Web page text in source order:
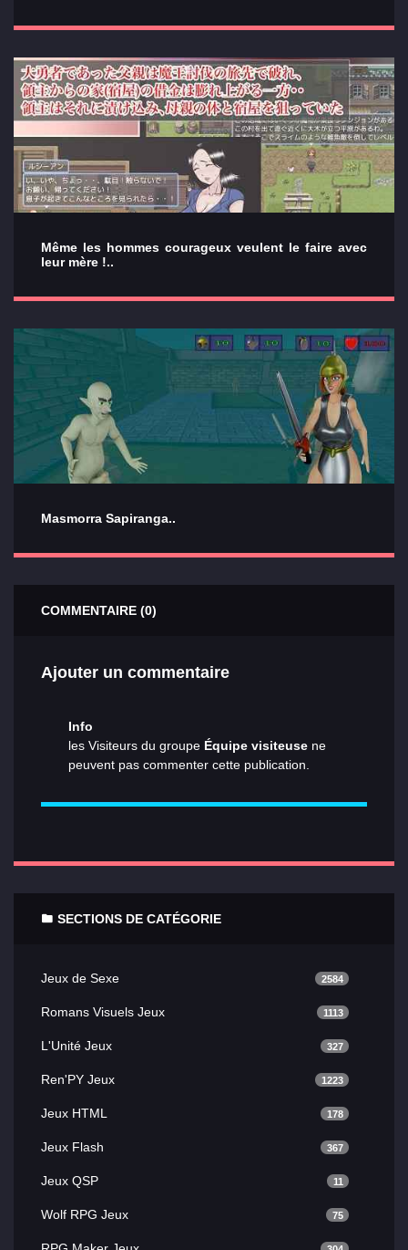
Même les hommes courageux veulent le faire avec
leur mère !..
Masmorra Sapiranga..
COMMENTAIRE (0)
Ajouter un commentaire
Info
les Visiteurs du groupe Équipe visiteuse ne
peuvent pas commenter cette publication.
SECTIONS DE CATÉGORIE
Jeux de Sexe 2584
Romans Visuels Jeux 1113
L'Unité Jeux 327
Ren'PY Jeux 1223
Jeux HTML 178
Jeux Flash 367
Jeux QSP 11
Wolf RPG Jeux 75